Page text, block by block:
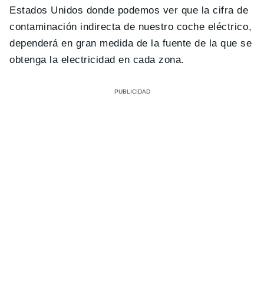
Estados Unidos donde podemos ver que la cifra de
contaminación indirecta de nuestro coche eléctrico,
dependerá en gran medida de la fuente de la que se
obtenga la electricidad en cada zona.